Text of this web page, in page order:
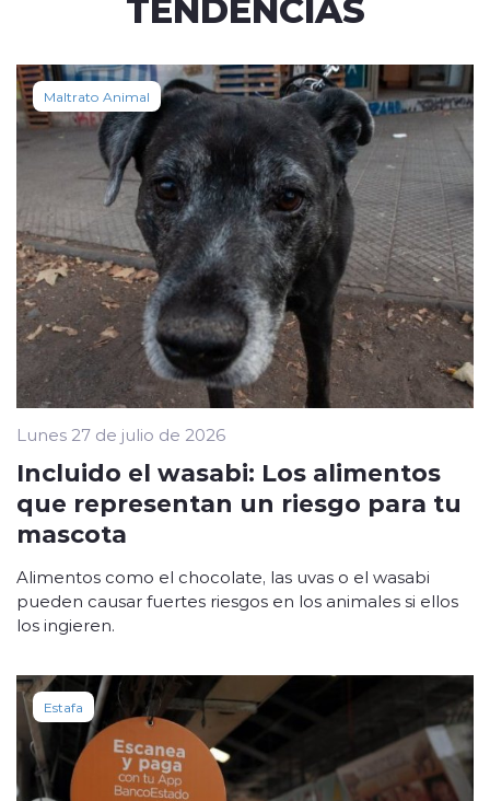
Maltrato Animal
Lunes 27 de julio de 2026
Incluido el wasabi: Los alimentos
que representan un riesgo para tu
mascota
Alimentos como el chocolate, las uvas o el wasabi
pueden causar fuertes riesgos en los animales si ellos
los ingieren.
Estafa